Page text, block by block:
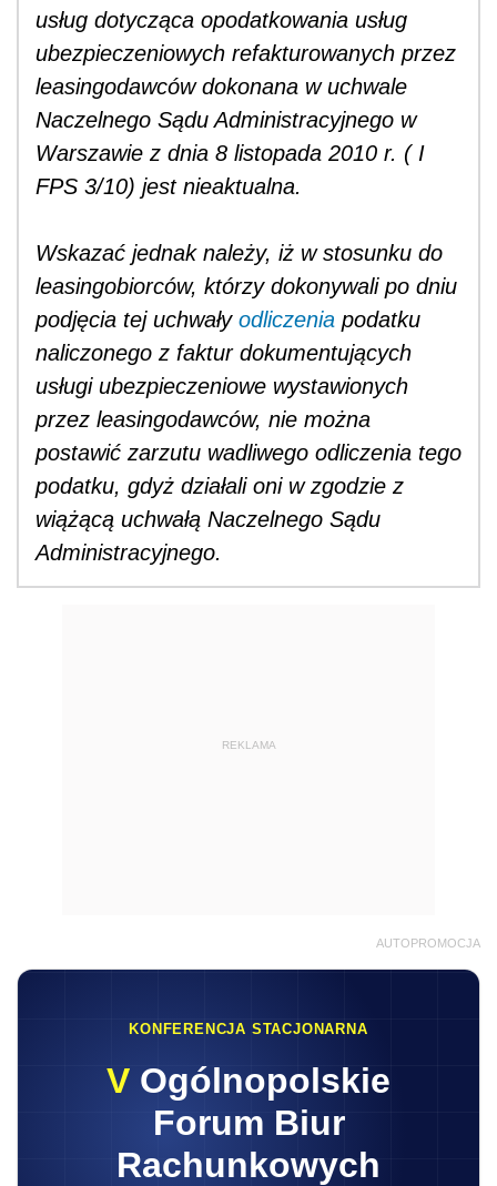
usług dotycząca opodatkowania usług
ubezpieczeniowych refakturowanych przez
leasingodawców dokonana w uchwale
Naczelnego Sądu Administracyjnego w
Warszawie z dnia 8 listopada 2010 r. ( I
FPS 3/10) jest nieaktualna.
Wskazać jednak należy, iż w stosunku do
leasingobiorców, którzy dokonywali po dniu
podjęcia tej uchwały odliczenia podatku
naliczonego z faktur dokumentujących
usługi ubezpieczeniowe wystawionych
przez leasingodawców, nie można
postawić zarzutu wadliwego odliczenia tego
podatku, gdyż działali oni w zgodzie z
wiążącą uchwałą Naczelnego Sądu
Administracyjnego.
REKLAMA
AUTOPROMOCJA
KONFERENCJA STACJONARNA
V Ogólnopolskie
Forum Biur
Rachunkowych